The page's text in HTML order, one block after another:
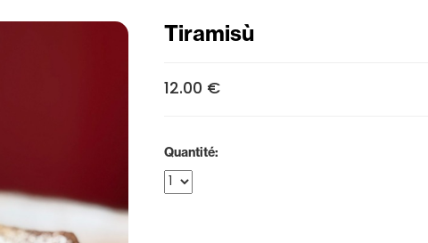
Tiramisù
12.00 €
Quantité: